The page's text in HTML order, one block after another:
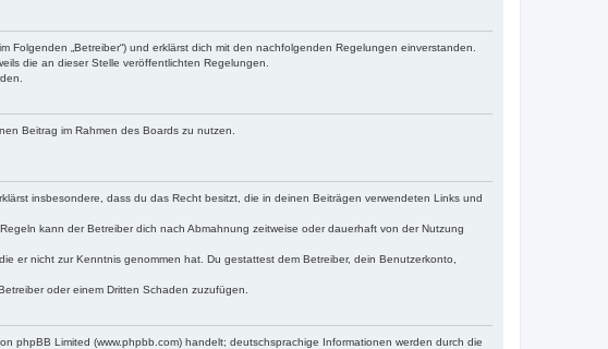
Folgenden „Betreiber“) und erklärst dich mit den nachfolgenden Regelungen einverstanden.
die an dieser Stelle veröffentlichten Regelungen.
Beitrag im Rahmen des Boards zu nutzen.
insbesondere, dass du das Recht besitzt, die in deinen Beiträgen verwendeten Links und
kann der Betreiber dich nach Abmahnung zeitweise oder dauerhaft von der Nutzung
er nicht zur Kenntnis genommen hat. Du gestattest dem Betreiber, dein Benutzerkonto,
oder einem Dritten Schaden zuzufügen.
phpBB Limited (www.phpbb.com) handelt; deutschsprachige Informationen werden durch die